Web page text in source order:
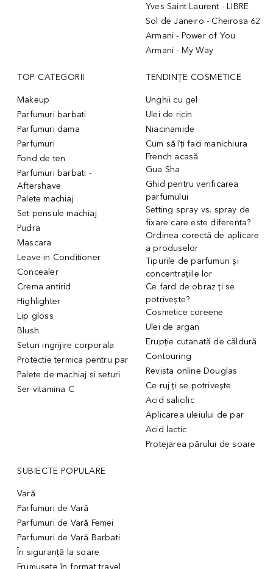
Yves Saint Laurent - LIBRE
Sol de Janeiro - Cheirosa 62
Armani - Power of You
Armani - My Way
TOP CATEGORII
Makeup
Parfumuri barbati
Parfumuri dama
Parfumuri
Fond de ten
Parfumuri barbati -
Aftershave
Palete machiaj
Set pensule machiaj
Pudra
Mascara
Leave-in Conditioner
Concealer
Crema antirid
Highlighter
Lip gloss
Blush
Seturi ingrijire corporala
Protectie termica pentru par
Palete de machiaj si seturi
Ser vitamina C
TENDINȚE COSMETICE
Unghii cu gel
Ulei de ricin
Niacinamide
Cum să îți faci manichiura
French acasă
Gua Sha
Ghid pentru verificarea
parfumului
Setting spray vs. spray de
fixare care este diferenta?
Ordinea corectă de aplicare
a produselor
Tipurile de parfumuri și
concentrațiile lor
Ce fard de obraz ți se
potrivește?
Cosmetice coreene
Ulei de argan
Erupție cutanată de căldură
Contouring
Revista online Douglas
Ce ruj ți se potrivește
Acid salicilic
Aplicarea uleiului de par
Acid lactic
Protejarea părului de soare
SUBIECTE POPULARE
Vară
Parfumuri de Vară
Parfumuri de Vară Femei
Parfumuri de Vară Barbati
În siguranță la soare
Frumusețe în format travel